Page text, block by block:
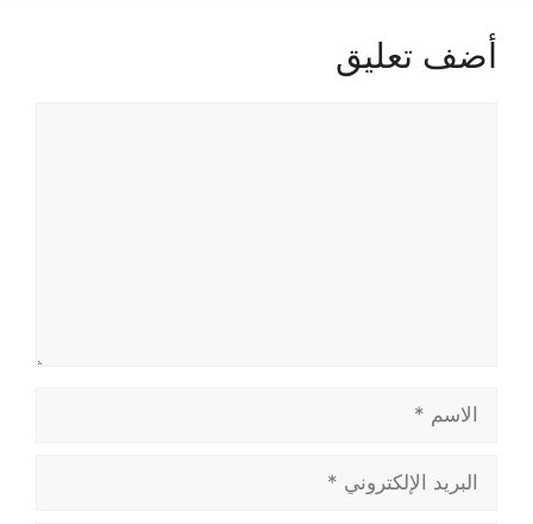
أضف تعليق
الإلكتروني